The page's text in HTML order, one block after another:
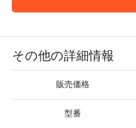
その他の詳細情報
販売価格
型番